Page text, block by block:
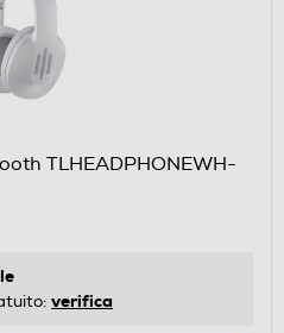
TLHEADPHONEWH-
verifica